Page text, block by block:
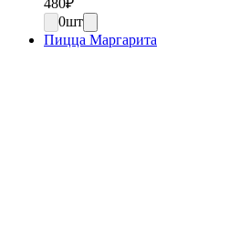
0шт
Пицца Маргарита